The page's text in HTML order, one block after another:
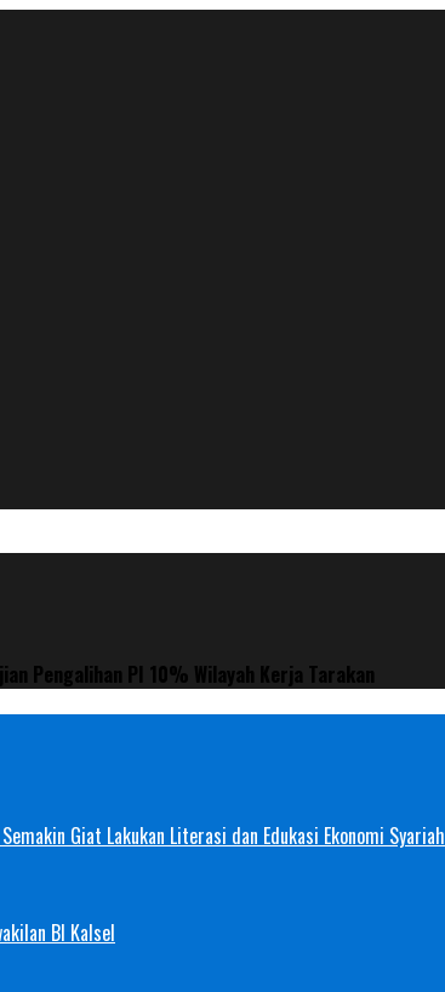
Pengalihan PI 10% Wilayah Kerja Tarakan
Giat Lakukan Literasi dan Edukasi Ekonomi Syariah
BI Kalsel